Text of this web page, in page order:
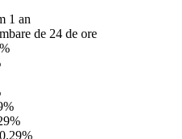
1 an
de 24 de ore